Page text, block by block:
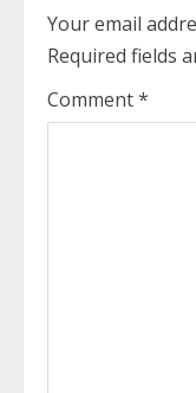
u
e
R
Your email
Required fields
Comment*